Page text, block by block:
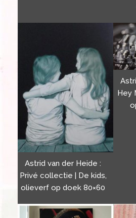
Astrid van der Heide :
Privé collectie | De kids,
olieverf op doek 80×60
Hey